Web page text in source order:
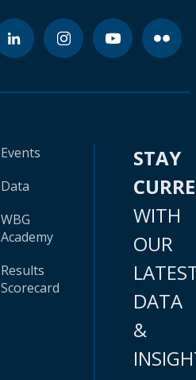
Events
Data
WBG
Academy
Results
Scorecard
STAY
WITH
OUR
DATA
&